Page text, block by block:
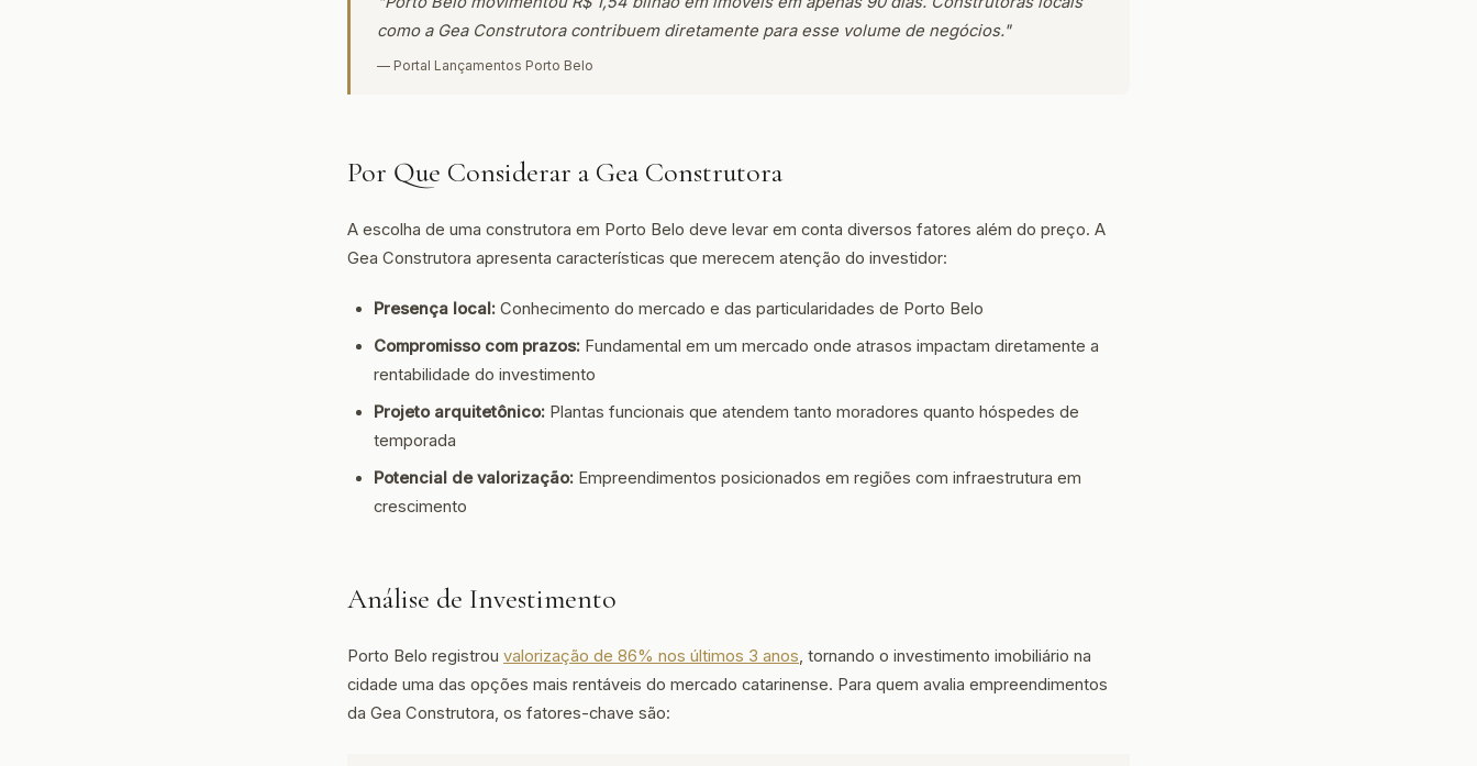
como a Gea Construtora contribuem diretamente para esse volume de negócios."
— Portal Lançamentos Porto Belo
Por Que Considerar a Gea Construtora
A escolha de uma construtora em Porto Belo deve levar em conta diversos fatores além do preço. A
Gea Construtora apresenta características que merecem atenção do investidor:
Presença local: Conhecimento do mercado e das particularidades de Porto Belo
Compromisso com prazos: Fundamental em um mercado onde atrasos impactam diretamente a
rentabilidade do investimento
Projeto arquitetônico: Plantas funcionais que atendem tanto moradores quanto hóspedes de
temporada
Potencial de valorização: Empreendimentos posicionados em regiões com infraestrutura em
crescimento
Análise de Investimento
Porto Belo registrou valorização de 86% nos últimos 3 anos, tornando o investimento imobiliário na
cidade uma das opções mais rentáveis do mercado catarinense. Para quem avalia empreendimentos
da Gea Construtora, os fatores-chave são: